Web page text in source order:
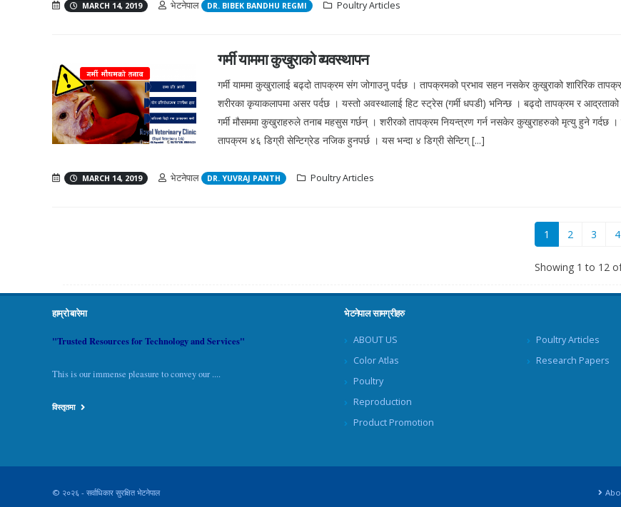
MARCH 14, 2019 भेटनेपाल DR. BIBEK BANDHU REGMI Poultry Articles
गर्मी याममा कुखुराको व्यवस्थापन
गर्मी याममा कुखुरालाई बढ्दो तापक्रम संग जोगाउनु पर्दछ । तापक्रमको प्रभाव सहन नसकेर कुखुराको शारिरिक
शरीरका कृयाकलापमा असर पर्दछ । यस्तो अवस्थालाई हिट स्ट्रेस (गर्मी धपडी) भनिन्छ । बढ्दो तापक्रम र
गर्मी मौसममा कुखुराहरुले तनाब महसुस गर्छन् । शरीरको तापक्रम नियन्त्रण गर्न नसकेर कुखुराहरुको मृत्यु हुने गर्दछ ।
तापक्रम ४६ डिग्री सेन्टिग्रेड नजिक हुनपर्छ । यस भन्दा ४ डिग्री सेन्टिग् [...]
MARCH 14, 2019 भेटनेपाल DR. YUVRAJ PANTH Poultry Articles
1 (current)
2 3 4
Showing 1 to 12
हाम्रो बारेमा
"Trusted Resources for Technology and Services"
This is our immense pleasure to convey our ....
विस्तृतमा
भेटनेपाल सामग्रीहरु
ABOUT US
Color Atlas
Poultry
Reproduction
Product Promotion
Poultry Articles
Research Papers
© २०२६ - सर्वाधिकार सुरक्षित भेटनेपाल